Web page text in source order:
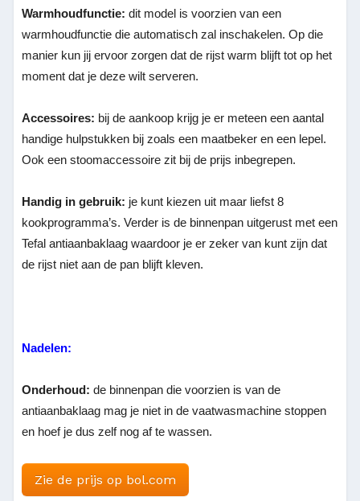
Warmhoudfunctie:dit model is voorzien van een
warmhoudfunctie die automatisch zal inschakelen. Op die
manier kun jij ervoor zorgen dat de rijst warm blijft tot op het
moment dat je deze wilt serveren.
Accessoires: bij de aankoop krijg je er meteen een aantal
handige hulpstukken bij zoals een maatbeker en een lepel.
Ook een stoomaccessoire zit bij de prijs inbegrepen.
Handig in gebruik: je kunt kiezen uit maar liefst 8
kookprogramma’s. Verder is de binnenpan uitgerust met een
Tefal antiaanbaklaag waardoor je er zeker van kunt zijn dat
de rijst niet aan de pan blijft kleven.
Nadelen:
Onderhoud:de binnenpan die voorzien is van de
antiaanbaklaag mag je niet in de vaatwasmachine stoppen
en hoef je dus zelf nog af te wassen.
Zie de prijs op bol.com